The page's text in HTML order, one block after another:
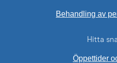
Behandling av
Hitta
Öppettider